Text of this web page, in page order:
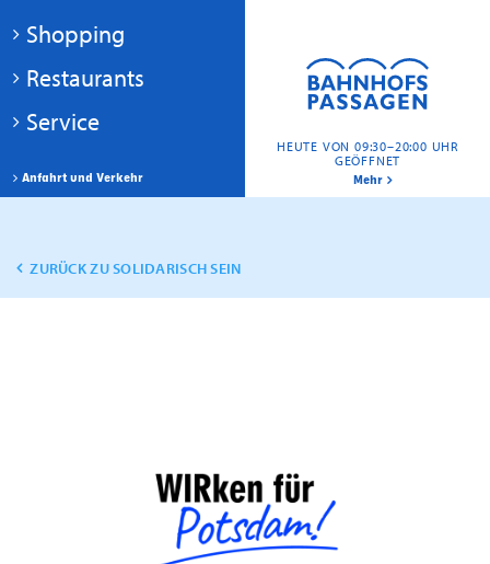
HEUTE VON 09:30–20:00 UHR
GEÖFFNET
Mehr
Anfahrt und Verkehr
Shopping
Restaurants
Service
ZURÜCK ZU SOLIDARISCH SEIN